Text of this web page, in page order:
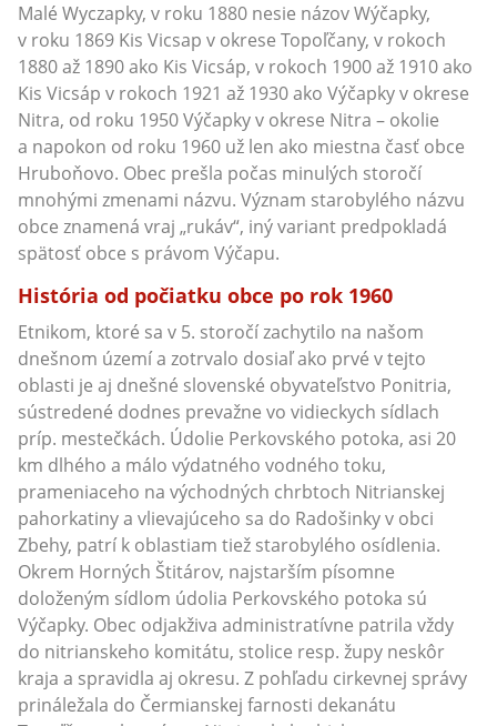
Malé Wyczapky, v roku 1880 nesie názov Wýčapky,
v roku 1869 Kis Vicsap v okrese Topoľčany, v rokoch
1880 až 1890 ako Kis Vicsáp, v rokoch 1900 až 1910 ako
Kis Vicsáp v rokoch 1921 až 1930 ako Výčapky v okrese
Nitra, od roku 1950 Výčapky v okrese Nitra – okolie
a napokon od roku 1960 už len ako miestna časť obce
Hruboňovo. Obec prešla počas minulých storočí
mnohými zmenami názvu. Význam starobylého názvu
obce znamená vraj „rukáv“, iný variant predpokladá
spätosť obce s právom Výčapu.
História od počiatku obce po rok 1960
Etnikom, ktoré sa v 5. storočí zachytilo na našom
dnešnom území a zotrvalo dosiaľ ako prvé v tejto
oblasti je aj dnešné slovenské obyvateľstvo Ponitria,
sústredené dodnes prevažne vo vidieckych sídlach
príp. mestečkách. Údolie Perkovského potoka, asi 20
km dlhého a málo výdatného vodného toku,
prameniaceho na východných chrbtoch Nitrianskej
pahorkatiny a vlievajúceho sa do Radošinky v obci
Zbehy, patrí k oblastiam tiež starobylého osídlenia.
Okrem Horných Štitárov, najstarším písomne
doloženým sídlom údolia Perkovského potoka sú
Výčapky. Obec odjakživa administratívne patrila vždy
do nitrianskeho komitátu, stolice resp. župy neskôr
kraja a spravidla aj okresu. Z pohľadu cirkevnej správy
prináležala do Čermianskej farnosti dekanátu